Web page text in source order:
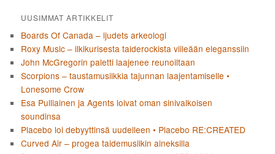
UUSIMMAT ARTIKKELIT
Boards Of Canada – ljudets arkeologi
Roxy Music – ilkikurisesta taiderockista viileään eleganssiin
John McGregorin paletti laajenee reunoiltaan
Scorpions – taustamusiikkia tajunnan laajentamiselle •
Lonesome Crow
Esa Pulliainen ja Agents loivat oman sinivalkoisen
soundinsa
Placebo loi debyyttinsä uudelleen • Placebo RE:CREATED
Curved Air – progea taidemusiikin aineksilla